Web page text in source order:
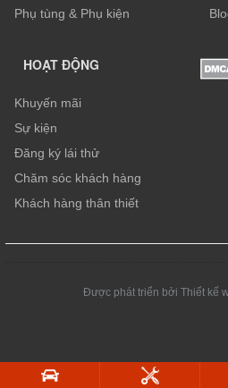
Phụ tùng & Phụ kiện
HOẠT ĐỘNG
Khuyến mãi
Sự kiện
Đăng ký lái thử
Chăm sóc khách hàng
Khách hàng thân thiết
Được phát triển bởi Thiết kế